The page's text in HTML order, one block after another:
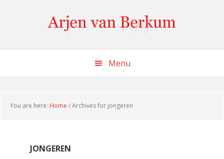
Menu
You are here: Home /Archives for jongeren
JONGEREN